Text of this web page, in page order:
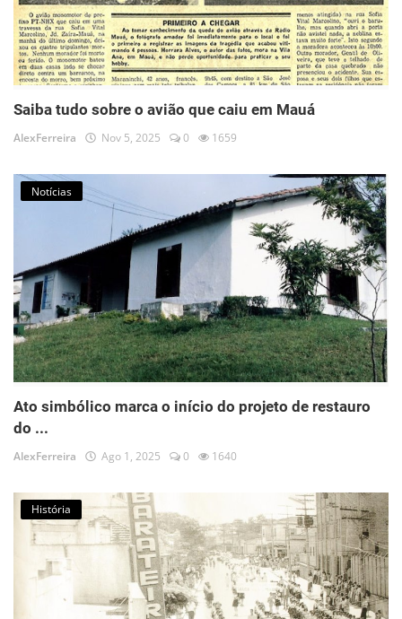
Saiba tudo sobre o avião que caiu em Mauá
AlexFerreira Nov 5, 2025 0 1659
Notícias
Ato simbólico marca o início do projeto de restauro
do ...
AlexFerreira Ago 1, 2025 0 1640
História